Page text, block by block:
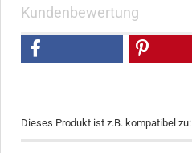
Kundenbewertung
Dieses Produkt ist z.B. kompatibel zu: